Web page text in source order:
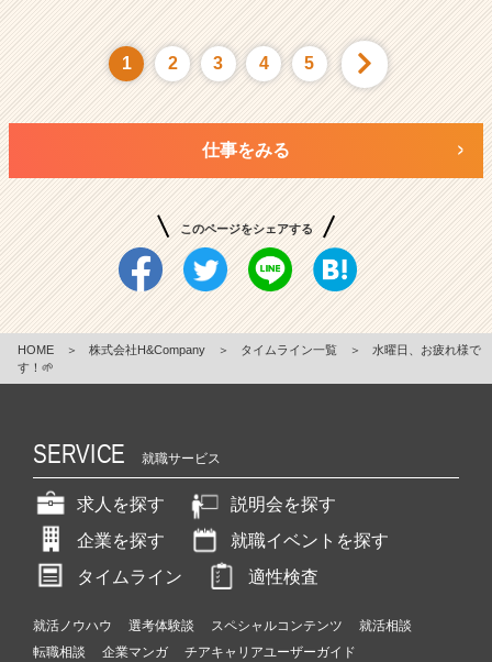
1 2 3 4 5
仕事をみる
このページをシェアする
HOME ＞ 株式会社H&Company ＞ タイムライン一覧 ＞
水曜日、お疲れ様で
す！🌱
SERVICE 就職サービス
求人を探す
説明会を探す
企業を探す
就職イベントを探す
タイムライン
適性検査
就活ノウハウ 選考体験談 スペシャルコンテンツ
就活相談
転職相談
企業マンガ チアキャリアユーザーガイド